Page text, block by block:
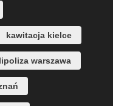
kawitacja kielce
warszawa